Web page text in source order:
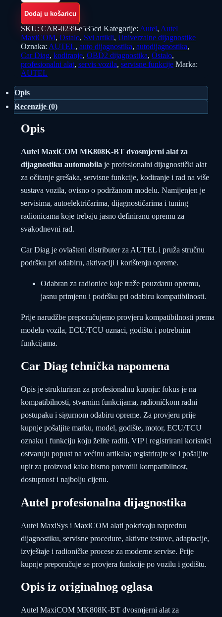
BT
dvosmjerni
alat
za
dijagnostiku
automobila
količina
Dodaj u košaricu
SKU: CAR-0239-e535cd Kategorije: Autel, Autel
MaxiCOM, Ostalo, Svi artikli, Univerzalne dijagnostike
Oznaka: AUTEL, auto dijagnostika, autodijagnostika,
Car Diag, kodiranje, OBD2 dijagnostika, Ostalo,
profesionalni alat, servis vozila, servisne funkcije Marka:
AUTEL
Opis
Recenzije (0)
Opis
Autel MaxiCOM MK808K-BT dvosmjerni alat za
dijagnostiku automobila je profesionalni dijagnostički alat
za očitanje grešaka, servisne funkcije, kodiranje i rad na više
sustava vozila, ovisno o podržanom modelu. Namijenjen je
servisima, autoelektričarima, dijagnostičarima i tuning
radionicama koje trebaju jasno definiranu opremu za
svakodnevni rad.
Car Diag je ovlašteni distributer za AUTEL i pruža stručnu
podršku pri odabiru, aktivaciji i korištenju opreme.
Odabran za radionice koje traže pouzdanu opremu,
jasnu primjenu i podršku pri odabiru kompatibilnosti.
Prije narudžbe preporučujemo provjeru kompatibilnosti prema
modelu vozila, ECU/TCU oznaci, godištu i potrebnim
funkcijama.
Car Diag tehnička napomena
Opis je strukturiran za profesionalnu kupnju: fokus je na
kompatibilnosti, stvarnim funkcijama, radioničkom radni
postupaku i sigurnom odabiru opreme. Za provjeru prije
kupnje pošaljite marku, model, godište, motor, ECU/TCU
oznaku i funkciju koju želite raditi. VIP i registrirani korisnici
ostvaruju popust na većinu artikala; registrirajte se i pošaljite
upit za proizvod kako bismo potvrdili kompatibilnost,
dostupnost i najbolju cijenu.
Autel profesionalna dijagnostika
Autel MaxiSys i MaxiCOM alati pokrivaju naprednu
dijagnostiku, servisne procedure, aktivne testove, adaptacije,
izvještaje i radioničke procese za moderne servise. Prije
kupnje preporučuje se provjera funkcije po vozilu i godištu.
Opis iz originalnog oglasa
Autel MaxiCOM MK808K-BT dvosmjerni alat za